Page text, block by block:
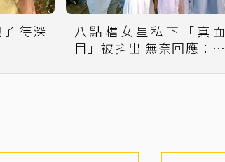
待深
八點檔女星私下「真面
目」被抖出 無奈回應：已